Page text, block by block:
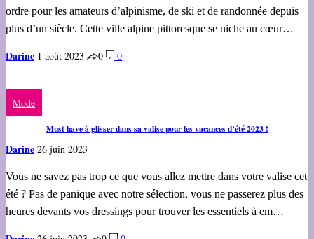
ordre pour les amateurs d’alpinisme, de ski et de randonnée depuis
plus d’un siècle. Cette ville alpine pittoresque se niche au cœur…
Darine 1 août 2023 0 0
Mode
Must have à glisser dans sa valise pour les vacances d’été 2023 !
Darine 26 juin 2023
Vous ne savez pas trop ce que vous allez mettre dans votre valise cet
été ? Pas de panique avec notre sélection, vous ne passerez plus des
heures devants vos dressings pour trouver les essentiels à em…